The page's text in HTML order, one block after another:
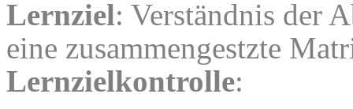
Lernziel: Verständnis der
eine zusammengestzte
Lernzielkontrolle: